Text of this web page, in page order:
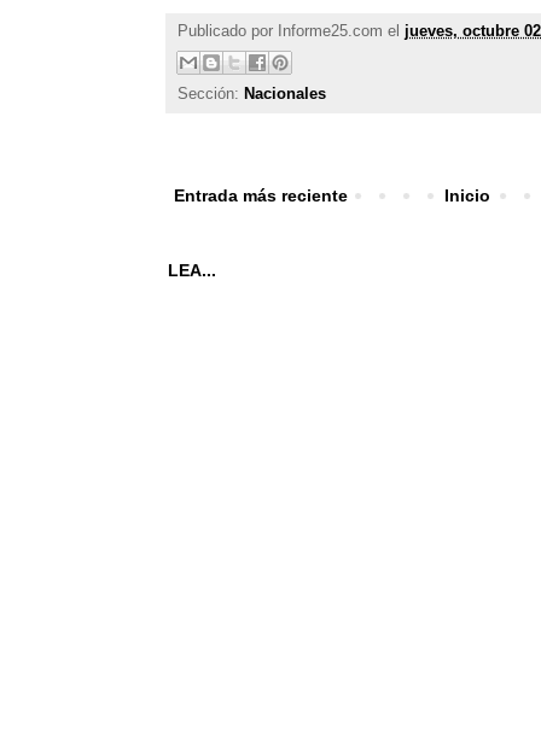
Publicado por Informe25.com el jueves, octubre
Sección: Nacionales
Entrada más reciente Inicio
LEA...